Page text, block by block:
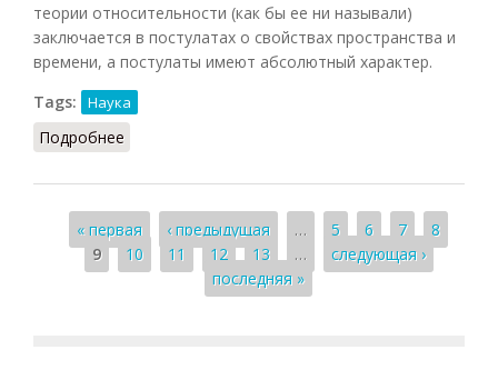
теории относительности (как бы ее ни называли)
заключается в постулатах о свойствах пространства и
времени, а постулаты имеют абсолютный характер.
Tags:
Наука
Подробнее
Страницы
« первая ‹ предыдущая … 5 6 7
8
9
10 11 12 13 …
следующая ›
последняя »